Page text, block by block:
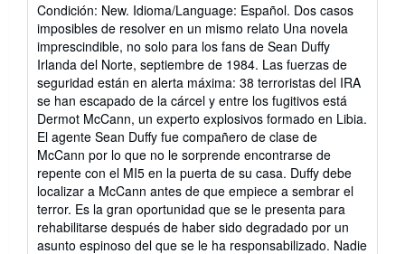
vendedor:
5
de
5
estrellas
Condición: New. Idioma/Language: Español. Dos casos
imposibles de resolver en un mismo relato Una novela
imprescindible, no solo para los fans de Sean Duffy
Irlanda del Norte, septiembre de 1984. Las fuerzas de
seguridad están en alerta máxima: 38 terroristas del IRA
se han escapado de la cárcel y entre los fugitivos está
Dermot McCann, un experto explosivos formado en Libia.
El agente Sean Duffy fue compañero de clase de
McCann por lo que no le sorprende encontrarse de
repente con el MI5 en la puerta de su casa. Duffy debe
localizar a McCann antes de que empiece a sembrar el
terror. Es la gran oportunidad que se le presenta para
rehabilitarse después de haber sido degradado por un
asunto espinoso del que se le ha responsabilizado. Nadie